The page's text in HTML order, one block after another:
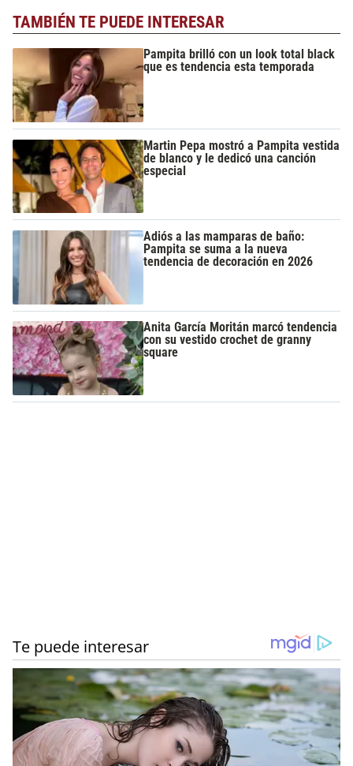
TAMBIÉN TE PUEDE INTERESAR
Pampita brilló con un look total black
que es tendencia esta temporada
Martin Pepa mostró a Pampita vestida
de blanco y le dedicó una canción
especial
Adiós a las mamparas de baño:
Pampita se suma a la nueva
tendencia de decoración en 2026
Anita García Moritán marcó tendencia
con su vestido crochet de granny
square